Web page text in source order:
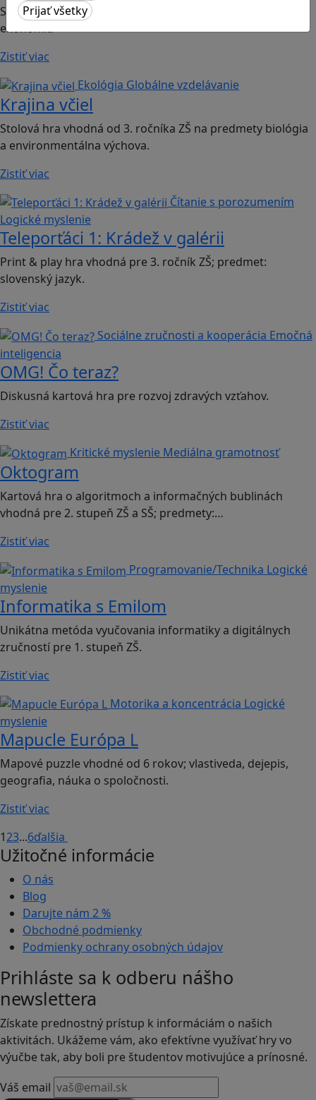
Spoločenská hra vhodná pre 2. stupeň ZŠ a SŠ; predmet:
ekonómia
Zistiť viac
Ekológia Globálne vzdelávanie
Krajina včiel
Stolová hra vhodná od 3. ročníka ZŠ na predmety biológia
a environmentálna výchova.
Zistiť viac
Čítanie s porozumením
Logické myslenie
Teleporťáci 1: Krádež v galérii
Print & play hra vhodná pre 3. ročník ZŠ; predmet:
slovenský jazyk.
Zistiť viac
Sociálne zručnosti a kooperácia Emočná
inteligencia
OMG! Čo teraz?
Diskusná kartová hra pre rozvoj zdravých vzťahov.
Zistiť viac
Kritické myslenie Mediálna gramotnosť
Oktogram
Kartová hra o algoritmoch a informačných bublinách
vhodná pre 2. stupeň ZŠ a SŠ; predmety:…
Zistiť viac
Programovanie/Technika Logické
myslenie
Informatika s Emilom
Unikátna metóda vyučovania informatiky a digitálnych
zručností pre 1. stupeň ZŠ.
Zistiť viac
Motorika a koncentrácia Logické
myslenie
Mapucle Európa L
Mapové puzzle vhodné od 6 rokov; vlastiveda, dejepis,
geografia, náuka o spoločnosti.
Zistiť viac
123...6ďalšia
Užitočné informácie
O nás
Blog
Darujte nám 2 %
Obchodné podmienky
Podmienky ochrany osobných údajov
Prihláste sa k odberu nášho
newslettera
Získate prednostný prístup k informáciám o našich
aktivitách. Ukážeme vám, ako efektívne využívať hry vo
výučbe tak, aby boli pre študentov motivujúce a prínosné.
Váš email